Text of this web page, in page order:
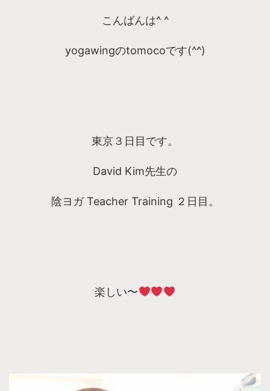
こんばんは^ ^
yogawingのtomocoです(^^)
東京３日目です。
David Kim先生の
陰ヨガ Teacher Training ２日目。
楽しい〜